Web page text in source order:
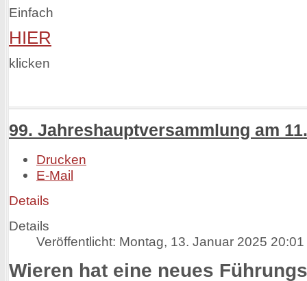
Einfach
HIER
klicken
99. Jahreshauptversammlung am
Drucken
E-Mail
Details
Details
Veröffentlicht: Montag, 13. Januar 2025 20:01
Wieren hat eine neues